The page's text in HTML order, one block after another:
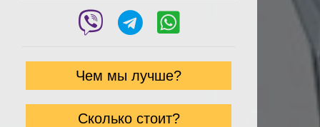
Чем мы лучше?
Сколько стоит?